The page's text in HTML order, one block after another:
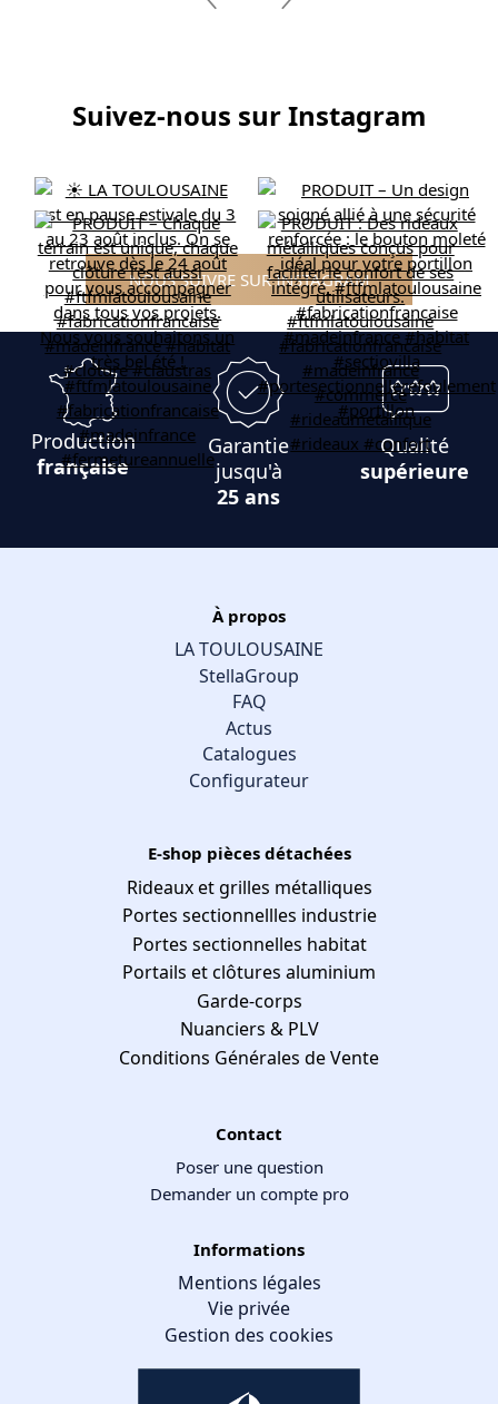
Suivez-nous sur Instagram
NOUS SUIVRE SUR INSTAGRAM
Production
française
Garantie
jusqu'à
25 ans
Qualité
supérieure
À propos
LA TOULOUSAINE
StellaGroup
FAQ
Actus
Catalogues
Configurateur
E-shop pièces détachées
Rideaux et grilles métalliques
Portes sectionnellles industrie
Portes sectionnelles habitat
Portails et clôtures aluminium
Garde-corps
Nuanciers & PLV
Conditions Générales de Vente
Contact
Poser une question
Demander un compte pro
Informations
Mentions légales
Vie privée
Gestion des cookies